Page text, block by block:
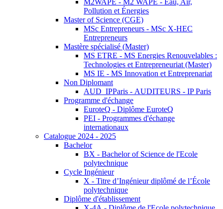
M2WAPE - M2 WAPE - Eau, Air,
Pollution et Énergies
Master of Science (CGE)
MSc Entrepreneurs - MSc X-HEC
Entrepreneurs
Mastère spécialisé (Master)
MS ETRE - MS Energies Renouvelables :
Technologies et Entrepreneuriat (Master)
MS IE - MS Innovation et Entreprenariat
Non Diplomant
AUD_IPParis - AUDITEURS - IP Paris
Programme d'échange
EuroteQ - Diplôme EuroteQ
PEI - Programmes d'échange
internationaux
Catalogue 2024 - 2025
Bachelor
BX - Bachelor of Science de l'Ecole
polytechnique
Cycle Ingénieur
X - Titre d’Ingénieur diplômé de l’École
polytechnique
Diplôme d'établissement